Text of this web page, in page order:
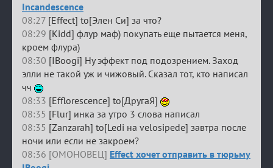
Incandescence
08:27 [Effect] to[Элен Си] за что?
08:29 [Kidd] флур маф) покупать еще пытается меня,
кроем флура)
08:30 [IBoogi] Ну эффект под подозрением. Заход
элли не такой уж и чижовый. Сказал тот, кто написал
чч
08:33 [Efflorescence] to[ДругаЯ]
08:35 [Flur] инка за утро 3 слова написал
08:35 [Zanzarah] to[Ledi на velosipede] завтра после
ночи или если не закроем?
08:36 [ОМОНОВЕЦ] Effect хочет отправить в тюрьму